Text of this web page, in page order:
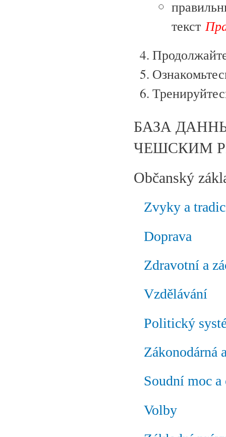
текст
БАЗА
ЧЕШСКИМ
Občanský
Zvyky a
Doprava
Zdravotní a
Vzdělávání
Politický
Zákonodárná
Soudní moc a
Volby